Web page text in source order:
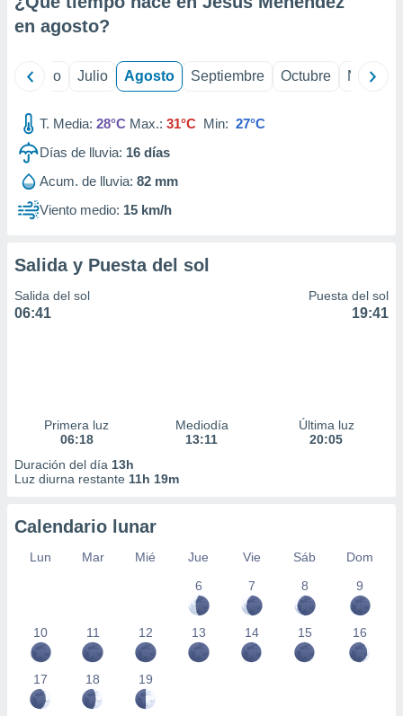
e
publicidad
publicidad
de
en agosto?
Junio Julio Agosto Septiembre Octubre
T. Media: 28°C Max.: 31°C Min: 27°C
Días de lluvia: 16 días
Acum. de lluvia: 82 mm
Viento medio: 15 km/h
Salida y Puesta del sol
Salida del sol
06:41
Puesta del sol
19:41
Primera luz
06:18
Mediodía
13:11
Última luz
20:05
Duración del día 13h
Luz diurna restante 11h 19m
Calendario lunar
Lun Mar Mié Jue Vie Sáb
Dom
6
7 8 9
10 11 12 13 14 15 16
17 18 19